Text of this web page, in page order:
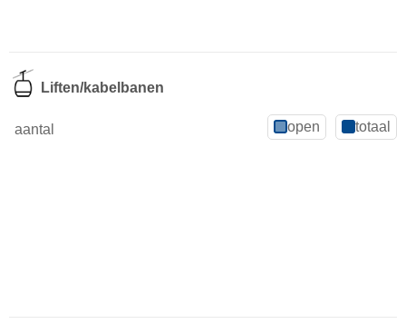
Liften/kabelbanen
aantal open totaal